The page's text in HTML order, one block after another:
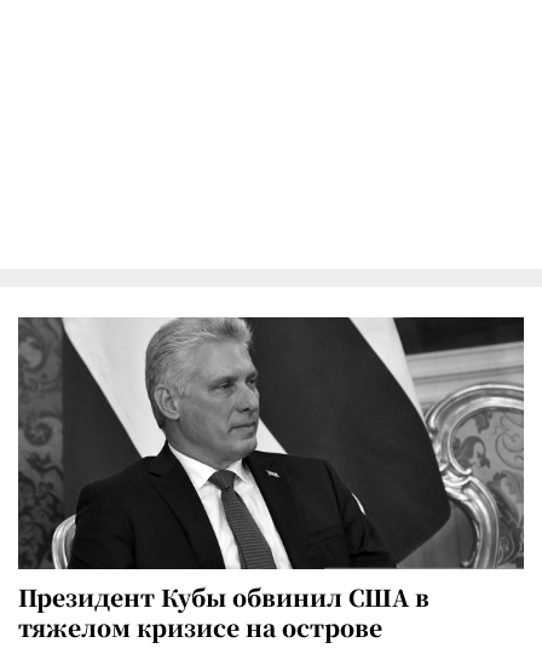
Президент Кубы обвинил США в
тяжелом кризисе на острове